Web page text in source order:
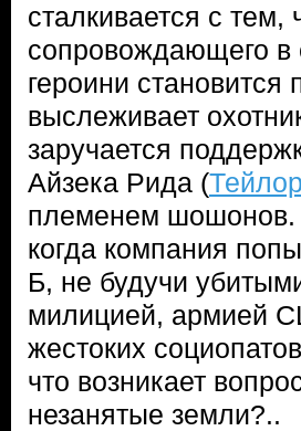
сталкивается с
сопровождающего в
героини становится
выслеживает
заручается
Айзека Рида (
племенем шошонов.
когда компания
Б, не будучи
милицией, армией
жестоких
что возникает
незанятые земли?..